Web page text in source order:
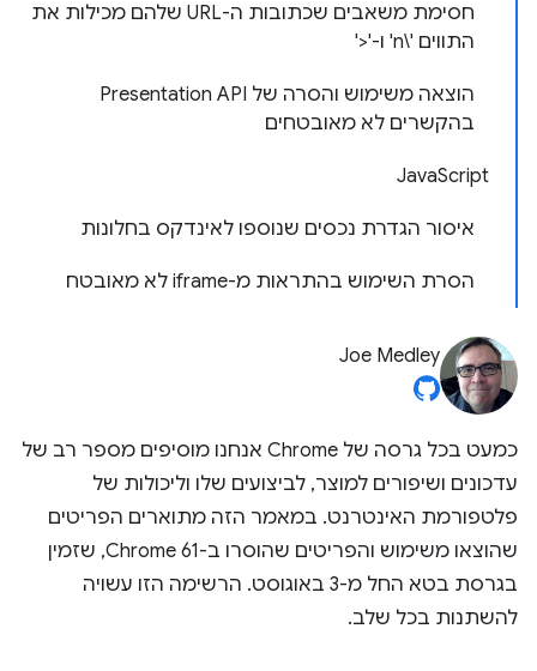
חסימת משאבים שכתובות ה-URL שלהם מכילות את
התווים '\n' ו-'<'
הוצאה משימוש והסרה של Presentation API
בהקשרים לא מאובטחים
JavaScript
איסור הגדרת נכסים שנוספו לאינדקס בחלונות
הסרת השימוש בהתראות מ-iframe לא מאובטח
Joe Medley
כמעט בכל גרסה של Chrome אנחנו מוסיפים מספר רב של
עדכונים ושיפורים למוצר, לביצועים שלו וליכולות של
פלטפורמת האינטרנט. במאמר הזה מתוארים הפריטים
שהוצאו משימוש והפריטים שהוסרו ב-Chrome 61, שזמין
בגרסת בטא החל מ-3 באוגוסט. הרשימה הזו עשויה
להשתנות בכל שלב.